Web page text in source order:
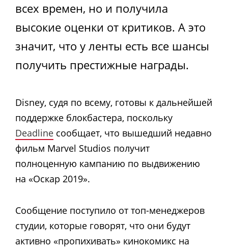
всех времен, но и получила
высокие оценки от критиков. А это
значит, что у ленты есть все шансы
получить престижные награды.
Disney, судя по всему, готовы к дальнейшей
поддержке блокбастера, поскольку
Deadline сообщает, что вышедший недавно
фильм Marvel Studios получит
полноценную кампанию по выдвижению
на «Оскар 2019».
Сообщение поступило от топ-менеджеров
студии, которые говорят, что они будут
активно «пропихивать» кинокомикс на